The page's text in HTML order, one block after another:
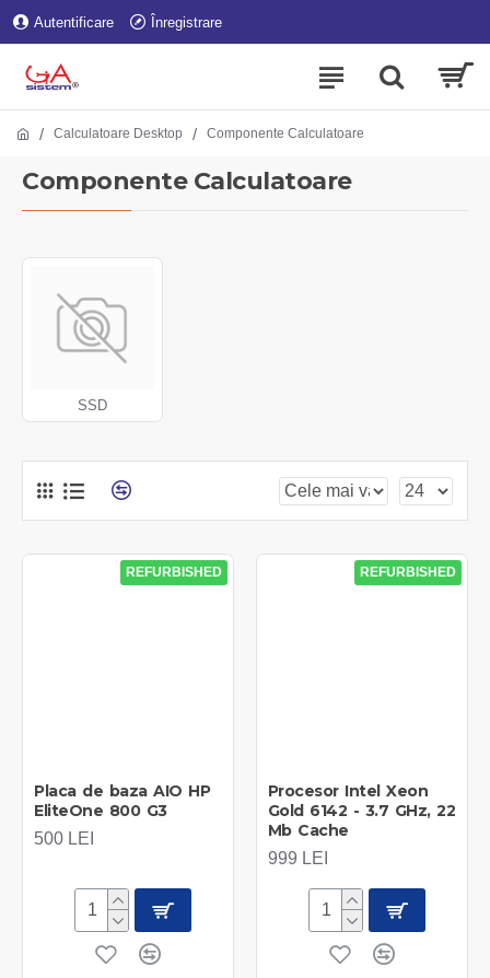
Autentificare Înregistrare
Calculatoare Desktop Componente Calculatoare
Componente Calculatoare
SSD
REFURBISHED
Placa de baza AIO HP
EliteOne 800 G3
500 LEI
REFURBISHED
Procesor Intel Xeon
Gold 6142 - 3.7 GHz, 22
Mb Cache
999 LEI